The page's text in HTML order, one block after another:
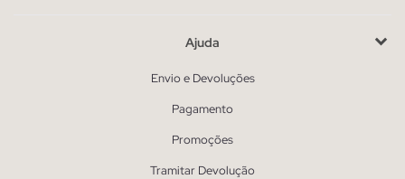
Ajuda
Envio e Devoluções
Pagamento
Promoções
Tramitar Devolução